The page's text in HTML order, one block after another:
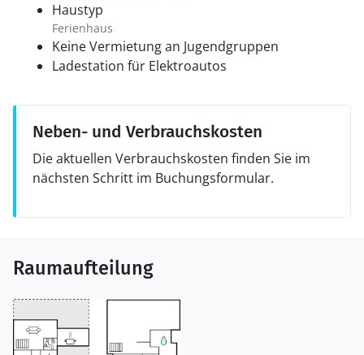
Haustyp
Ferienhaus
Keine Vermietung an Jugendgruppen
Ladestation für Elektroautos
Neben- und Verbrauchskosten
Die aktuellen Verbrauchskosten finden Sie im
nächsten Schritt im Buchungsformular.
Raumaufteilung